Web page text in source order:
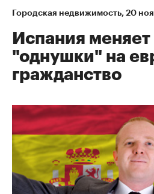
Городская недвижимость⁠, 20 ноя
Испания
"однушки" на
гражданство